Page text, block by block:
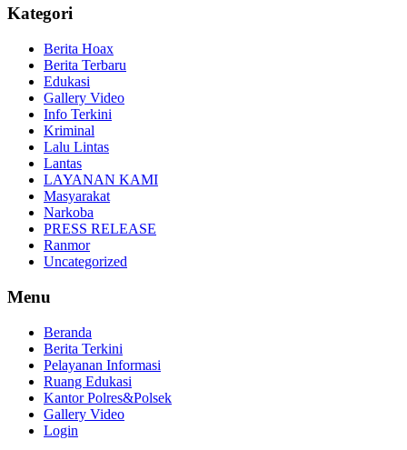
Kategori
Berita Hoax
Berita Terbaru
Edukasi
Gallery Video
Info Terkini
Kriminal
Lalu Lintas
Lantas
LAYANAN KAMI
Masyarakat
Narkoba
PRESS RELEASE
Ranmor
Uncategorized
Menu
Beranda
Berita Terkini
Pelayanan Informasi
Ruang Edukasi
Kantor Polres&Polsek
Gallery Video
Login